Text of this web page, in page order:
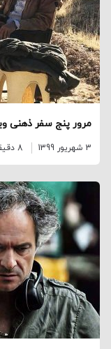
مرور پنج سفر ذهنی
3 شهریور 1399 8 دقیقه